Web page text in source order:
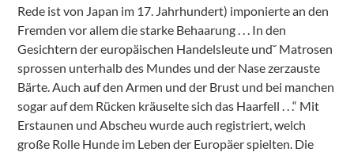
Rede ist von Japan im 17. Jahrhundert) imponierte an den
Fremden vor allem die starke Behaarung . . . In den
Gesichtern der europäischen Handelsleute und˘ Matrosen
sprossen unterhalb des Mundes und der Nase zerzauste
Bärte. Auch auf den Armen und der Brust und bei manchen
sogar auf dem Rücken kräuselte sich das Haarfell . . .“ Mit
Erstaunen und Abscheu wurde auch registriert, welch
große Rolle Hunde im Leben der Europäer spielten. Die